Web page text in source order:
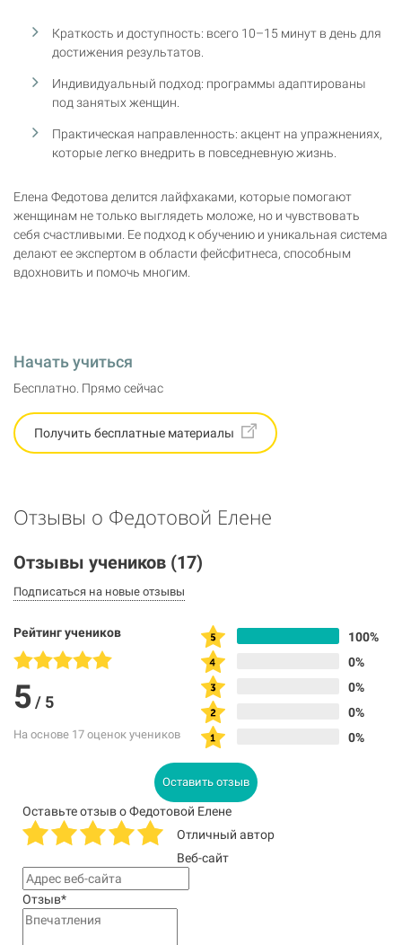
Краткость и доступность: всего 10–15 минут в день для
достижения результатов.
Индивидуальный подход: программы адаптированы
под занятых женщин.
Практическая направленность: акцент на упражнениях,
которые легко внедрить в повседневную жизнь.
Елена Федотова делится лайфхаками, которые помогают
женщинам не только выглядеть моложе, но и чувствовать
себя счастливыми. Ее подход к обучению и уникальная система
делают ее экспертом в области фейсфитнеса, способным
вдохновить и помочь многим.
Начать учиться
Бесплатно. Прямо сейчас
Получить бесплатные материалы
Отзывы о Федотовой Елене
Отзывы учеников (17)
Подписаться на новые отзывы
Рейтинг учеников
5/ 5
На основе 17 оценок учеников
100%
0%
0%
0%
0%
Оставить отзыв
Оставьте отзыв о Федотовой Елене
Отличный автор
Веб-сайт
Отзыв*